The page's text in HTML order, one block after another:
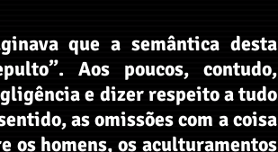
que a semântica desta
Aos poucos, contudo,
e dizer respeito a tudo
as omissões com a coisa
os homens, os aculturamentos